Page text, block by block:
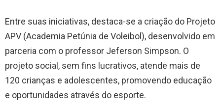
Entre suas iniciativas, destaca-se a criação do Projeto
APV (Academia Petúnia de Voleibol), desenvolvido em
parceria com o professor Jeferson Simpson. O
projeto social, sem fins lucrativos, atende mais de
120 crianças e adolescentes, promovendo educação
e oportunidades através do esporte.